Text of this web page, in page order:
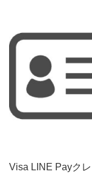
Visa LINE Payク